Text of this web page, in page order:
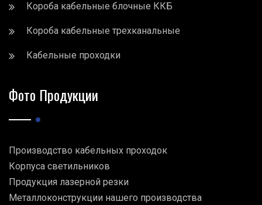
Короба кабельные блочные ККБ
Короба кабельные трехканальные
Кабельные проходки
Фото Продукции
Производство кабельных проходок
Корпуса светильников
Продукция лазерной резки
Металлоконструкции нашего производства